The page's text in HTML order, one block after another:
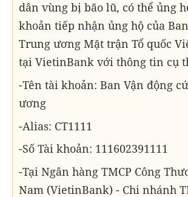
dân vùng bị bão lũ, có thể ủng
khoản tiếp nhận ủng hộ của
Trung ương Mặt trận Tổ quốc
tại VietinBank với thông tin cụ
-Tên tài khoản: Ban Vận động
ương
-Alias: CT1111
-Số Tài khoản: 111602391111
-Tại Ngân hàng TMCP Công
Nam (VietinBank) - Chi nhánh